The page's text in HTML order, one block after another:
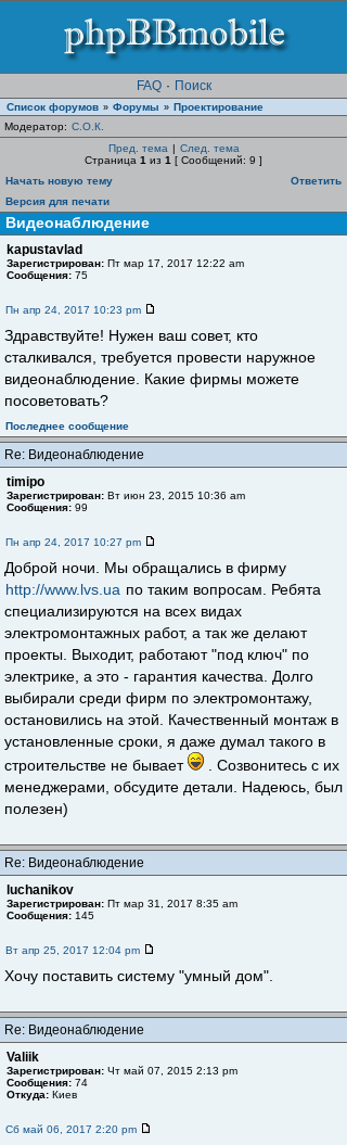
FAQ · Поиск
Список форумов » Форумы » Проектирование
Модератор: С.О.К.
Пред. тема | След. тема
Страница 1 из 1 [ Сообщений: 9 ]
Начать новую тему
Ответить
Версия для печати
Видеонаблюдение
kapustavlad
Зарегистрирован: Пт мар 17, 2017 12:22 am
Сообщения: 75
Пн апр 24, 2017 10:23 pm
Здравствуйте! Нужен ваш совет, кто
сталкивался, требуется провести наружное
видеонаблюдение. Какие фирмы можете
посоветовать?
Последнее сообщение
Re: Видеонаблюдение
timipo
Зарегистрирован: Вт июн 23, 2015 10:36 am
Сообщения: 99
Пн апр 24, 2017 10:27 pm
Доброй ночи. Мы обращались в фирму
http://www.lvs.ua по таким вопросам. Ребята
специализируются на всех видах
электромонтажных работ, а так же делают
проекты. Выходит, работают "под ключ" по
электрике, а это - гарантия качества. Долго
выбирали среди фирм по электромонтажу,
остановились на этой. Качественный монтаж в
установленные сроки, я даже думал такого в
строительстве не бывает
. Созвонитесь с их
менеджерами, обсудите детали. Надеюсь, был
полезен)
Re: Видеонаблюдение
luchanikov
Зарегистрирован: Пт мар 31, 2017 8:35 am
Сообщения: 145
Вт апр 25, 2017 12:04 pm
Хочу поставить систему "умный дом".
Re: Видеонаблюдение
Valiik
Зарегистрирован: Чт май 07, 2015 2:13 pm
Сообщения: 74
Откуда: Киев
Сб май 06, 2017 2:20 pm